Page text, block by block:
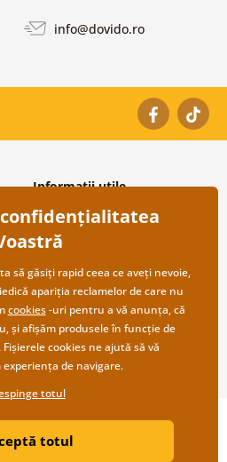
info@dovido.ro
Informații utile
Despre noi
Întrebări frecvente
Contacte
Cooperare angro
©2019 © Dovido.ro.
Magazinul online a fost creat de
confidențialitatea
să găsiți rapid ceea ce aveți nevoie,
apariția reclamelor de care nu
cookies-uri pentru a vă anunța, că
și afișăm produsele în funcție de
cookies ne ajută să vă
de navigare.
totul
totul